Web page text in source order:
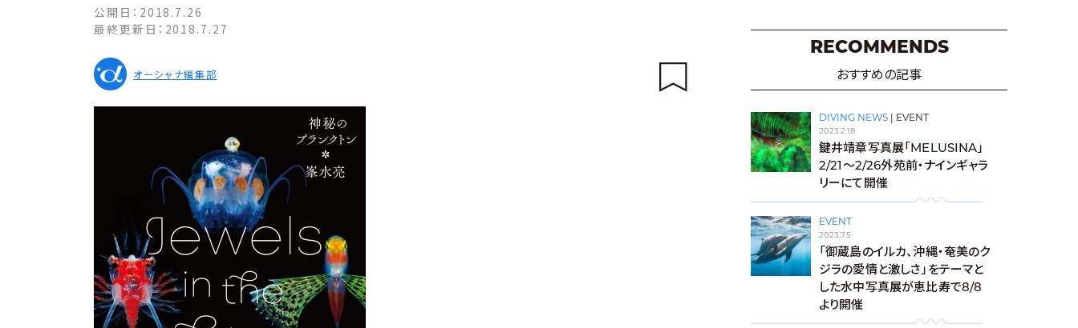
公開日： 2018.7.26
最終更新日： 2018.7.27
オーシャナ編集部
RECOMMENDS
おすすめの記事
DIVING NEWS | EVENT
2023.2.18
鍵井靖章写真展「MELUSINA」
2/21～2/26外苑前・ナインギャラ
リーにて開催
EVENT
2023.7.5
「御蔵島のイルカ、沖縄・奄美のク
ジラの愛情と激しさ」をテーマと
した水中写真展が恵比寿で8/8
より開催